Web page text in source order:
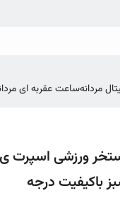
مردانهساعت عقربه ای
ورزشی اسپرت ی
باکیفیت درجه